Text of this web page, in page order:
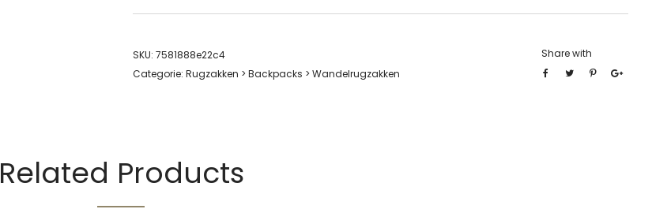
SKU: 7581888e22c4
Categorie: Rugzakken > Backpacks > Wandelrugzakken
Share with
Related Products